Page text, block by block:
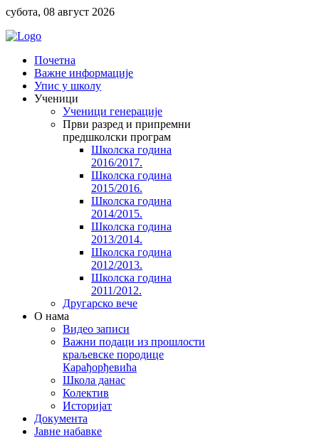
субота, 08 август 2026
Почетна
Важне информације
Упис у школу
Ученици
Ученици генерације
Први разред и припремни
предшколски програм
Школска година
2016/2017.
Школска година
2015/2016.
Школска година
2014/2015.
Школска година
2013/2014.
Школска година
2012/2013.
Школска година
2011/2012.
Другарско вече
O нама
Видео записи
Важни подаци из прошлости
краљевске породице
Карађорђевића
Школа данас
Колектив
Историјат
Документа
Јавне набавке